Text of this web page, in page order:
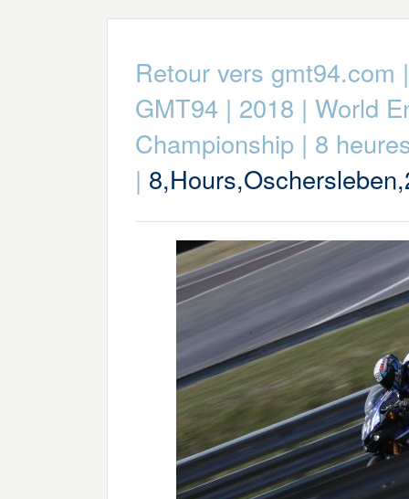
Retour vers gmt94.com
GMT94 | 2018 | World
Championship | 8
|